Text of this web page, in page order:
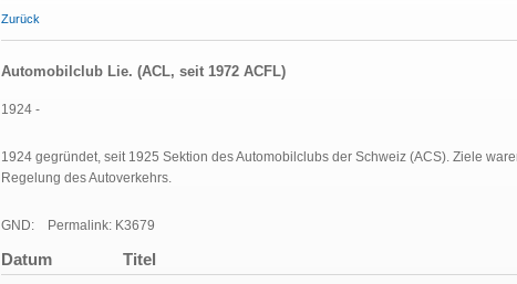
Zurück
Automobilclub Lie. (ACL, seit 1972 ACFL)
1924 -
1924 gegründet, seit 1925 Sektion des Automobilclubs der Schweiz (ACS). Ziele
Regelung des Autoverkehrs.
GND: Permalink: K3679
Datum Titel